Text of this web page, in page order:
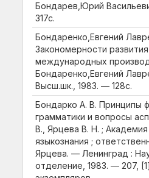
Бондарев,Юрий
317с.
Бондаренко,Евгений
Закономерности
международных
Бондаренко,Евгений
Высш.шк., 1983. — 128с.
Бондарко А. В. Принципы
грамматики и вопросы
В., Ярцева В. Н. ;
языкознания ;
Ярцева. — Ленинград :
отделение, 1983. — 207,